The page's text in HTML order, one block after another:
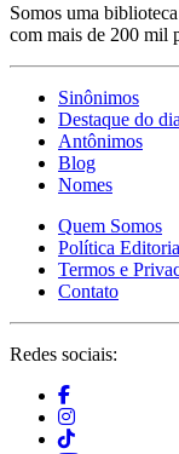
Somos uma
com mais de 200 mil
Sinônimos
Destaque do dia
Antônimos
Blog
Nomes
Quem Somos
Política
Termos e
Contato
Redes sociais: